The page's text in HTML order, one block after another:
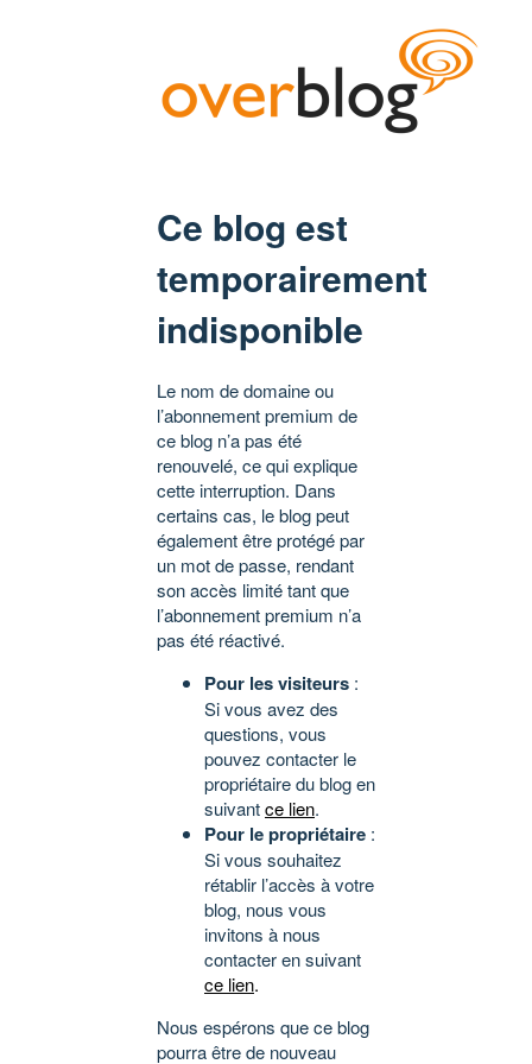
Ce blog est
temporairement
indisponible
Le nom de domaine ou
l’abonnement premium de
ce blog n’a pas été
renouvelé, ce qui explique
cette interruption. Dans
certains cas, le blog peut
également être protégé par
un mot de passe, rendant
son accès limité tant que
l’abonnement premium n’a
pas été réactivé.
Pour les visiteurs :
Si vous avez des
questions, vous
pouvez contacter le
propriétaire du blog en
suivantce lien.
Pour le propriétaire :
Si vous souhaitez
rétablir l’accès à votre
blog, nous vous
invitons à nous
contacter en suivant
ce lien.
Nous espérons que ce blog
pourra être de nouveau